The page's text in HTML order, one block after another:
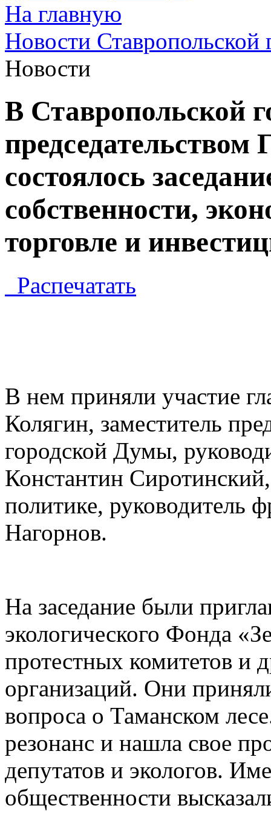
На главную
Новости
Новости
В Ставропольской
состоялось
собственности,
торговле и
Распечатать
В нем приняли участие
Колягин, заместитель
городской Думы,
Константин
политике,
Нагорнов.
На заседание были
экологического Фонда
протестных комитетов и
организаций. Они
вопроса о Таманском
резонанс и нашла свое
депутатов и экологов.
общественности